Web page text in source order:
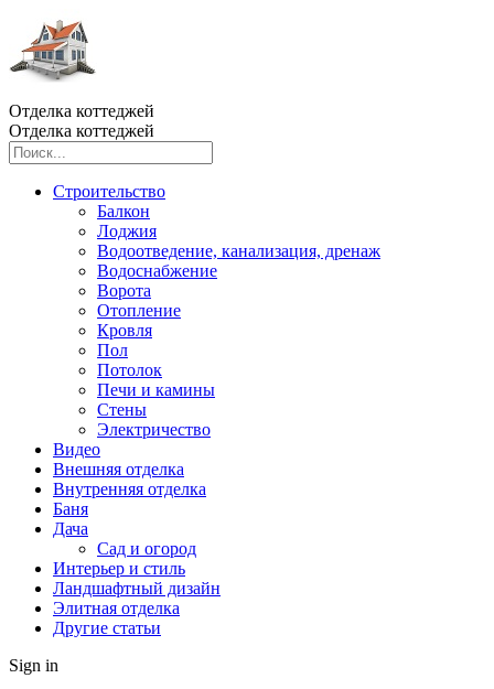
Отделка коттеджей
Отделка коттеджей
Строительство
Балкон
Лоджия
Водоотведение, канализация, дренаж
Водоснабжение
Ворота
Отопление
Кровля
Пол
Потолок
Печи и камины
Стены
Электричество
Видео
Внешняя отделка
Внутренняя отделка
Баня
Дача
Сад и огород
Интерьер и стиль
Ландшафтный дизайн
Элитная отделка
Другие статьи
Sign in